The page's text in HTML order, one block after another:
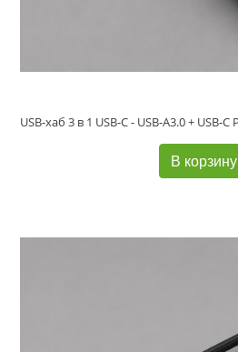
В корзину